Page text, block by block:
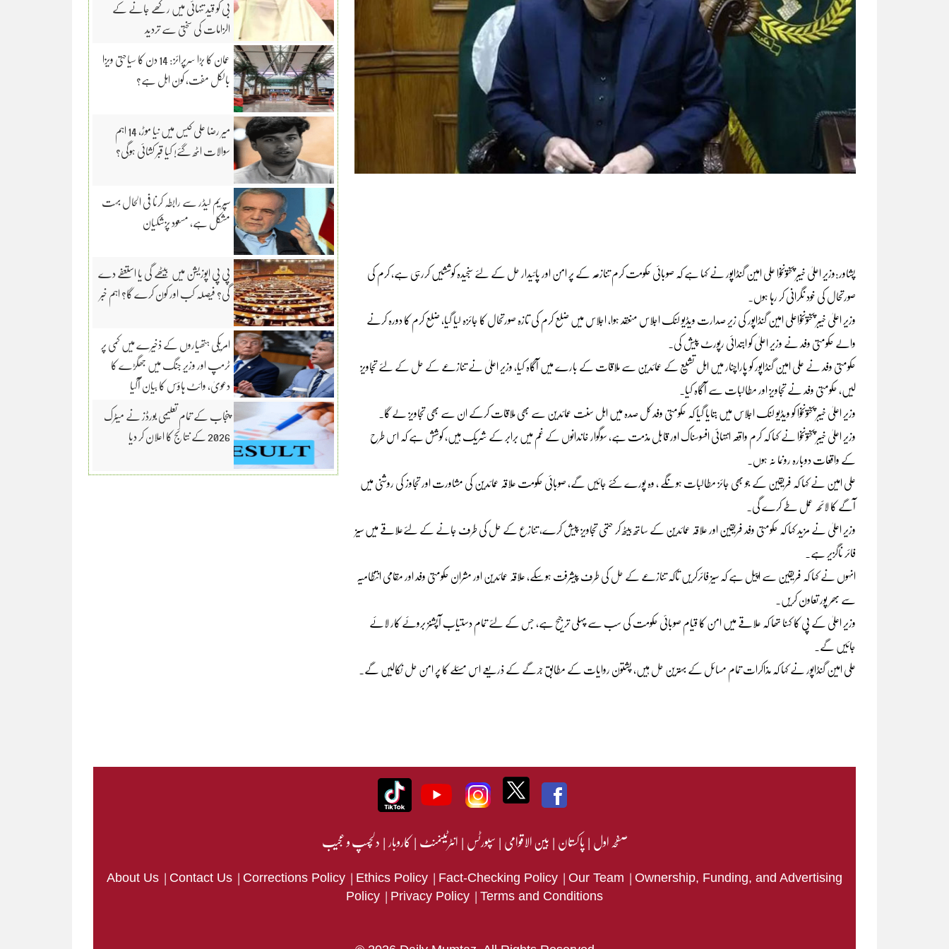
پشاور:وزیر اعلیٰ خیبر پختونخوا علی امین گنڈاپور نے کہا ہے کہ صوبائی حکومت کرم تنازعہ کے پر امن اور پائیدار حل کے لئے سنجیدہ کوششیں کررہی ہے، کرم کی
صورتحال کی خود نگرانی کر رہا ہوں۔
وزیر اعلیٰ خیبر پختونخواعلی امین گنڈاپور کی زیر صدارت ویڈیو لنک اجلاس منعقد ہوا، اجلاس میں ضلع کرم کی تازہ صورتحال کا جائزہ لیا گیا، ضلع کرم کا دورہ کرنے
والے حکومتی وفد نے وزیر اعلیٰ کو ابتدائی رپورٹ پیش کی۔
حکومتی وفد نے علی امین گنڈاپور کو پاراچنار میں اہل تشیع کے عمائدین سے ملاقات کے بارے میں آگاہ کیا، وزیر اعلیٰ نے تنازعے کے حل کے لئے تجاویز
لیں، حکومتی وفد نے تجاویز اور مطالبات سے آگاہ کیا۔
وزیر اعلیٰ خیبر پختونخوا کو ویڈیو لنک اجلاس میں بتایا گیا کہ حکومتی وفد کل صدہ میں اہل سنت عمائدین سے بھی ملاقات کرکے ان سے بھی تجاویز لے گا۔
وزیر اعلیٰ خیبر پختونخوا نے کہا کہ کرم واقعہ انتہائی افسوسناک اور قابل مذمت ہے، سوگوار خاندانوں کے غم میں برابر کے شریک ہیں، کوشش ہے کہ اس طرح
کے واقعات دوبارہ رونما نہ ہوں۔
علی امین نے کہا کہ فریقین کے جو بھی جائز مطالبات ہونگے ، وہ پورے کئے جائیں گے، صوبائی حکومت علاقہ عمائدین کی مشاورت اور تجاوز کی روشنی میں
آگے کا لائحہ عمل طے کرے گی۔
وزیر اعلیٰ نے مزید کہا کہ حکومتی وفد فریقین اور علاقہ عمائدین کے ساتھ بیٹھ کر حتمی تجاویز پیش کرے، تنازع کے حل کی طرف جانے کے لئےعلاقے میں سیز
فائر ناگزیر ہے۔
انہوں نے کہا کہ فریقین سے اپیل ہے کہ سیز فائرکریں تاکہ تنازعے کے حل کی طرف پیشرفت ہوسکے، علاقہ عمائدین اور مشران حکومتی وفد اور مقامی انتظامیہ
سے بھر پور تعاون کریں۔
وزیر اعلیٰ کے پی کا کہنا تھا کہ علاقے میں امن کا قیام صوبائی حکومت کی سب سے پہلی ترجیح ہے، جس کے لئے تمام دستیاب آپشنز بروئے کار لائے
جائیں گے۔
علی امین گنڈاپور نے کہا کہ مذاکرات تمام مسائل کے بہترین حل ہیں، پشتون روایات کے مطابق جرگے کے ذریعے اس مسئلے کا پر امن حل نکالیں گے۔
بی کو قید تنہائی میں رکھے جانے کے
الزامات کی سختی سے تردید
عمان کا بڑا سرپرائز: 14 دن کا سیاحتی ویزا
بالکل مفت، کون اہل ہے؟
میر رضا علی کیس میں نیا موڑ، 14 اہم
سوالات اٹھ گئے! کیا قبر کشائی ہوگی؟
سپریم لیڈر سے رابطہ کرنا فی الحال بہت
مشکل ہے، مسعود پزشکیان
پی پی اپوزیشن میں بیٹھے گی یا استعفے دے
گی؟ فیصلہ کب اور کون کرے گا؟ اہم خبر
امریکی ہتھیاروں کے ذخیرے میں کمی پر
ٹرمپ اور وزیرِ جنگ میں جھگڑے کا
دعویٰ، وائٹ ہاؤس کا بیان آگیا
پنجاب کے تمام تعلیمی بورڈز نے میٹرک
2026 کے نتائج کا اعلان کر دیا
صفحہ اول|پاکستان|بین الاقوامی|سپورٹس|انٹرٹینمنٹ|کاروبار|دلچسپ و عجیب
About Us | Contact Us | Corrections Policy | Ethics Policy | Fact-Checking Policy | Our Team | Ownership, Funding, and Advertising
Policy | Privacy Policy | Terms and Conditions